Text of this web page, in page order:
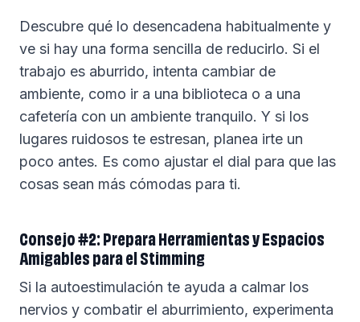
Descubre qué lo desencadena habitualmente y
ve si hay una forma sencilla de reducirlo. Si el
trabajo es aburrido, intenta cambiar de
ambiente, como ir a una biblioteca o a una
cafetería con un ambiente tranquilo. Y si los
lugares ruidosos te estresan, planea irte un
poco antes. Es como ajustar el dial para que las
cosas sean más cómodas para ti.
Consejo #2: Prepara Herramientas y Espacios
Amigables para el Stimming
Si la autoestimulación te ayuda a calmar los
nervios y combatir el aburrimiento, experimenta